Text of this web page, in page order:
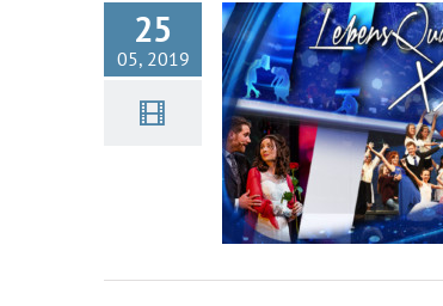
25
05, 2019
Kla.TV